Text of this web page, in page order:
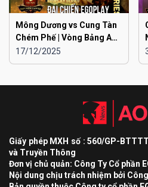
Mông Dương vs Cung Tàn
Chém Phế | Vòng Bảng AoE
Toàn Quốc Đại Chiến
EGOPLAY mùa 2
17/12/2025
Giấy phép MXH số : 560/GP-
và Truyền Thông
Đơn vị chủ quản: Công Ty Cổ phần
Nội dung chịu trách nhiệm bởi